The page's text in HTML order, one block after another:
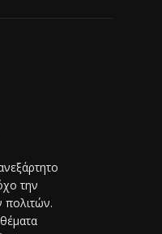
την
πολιτών.